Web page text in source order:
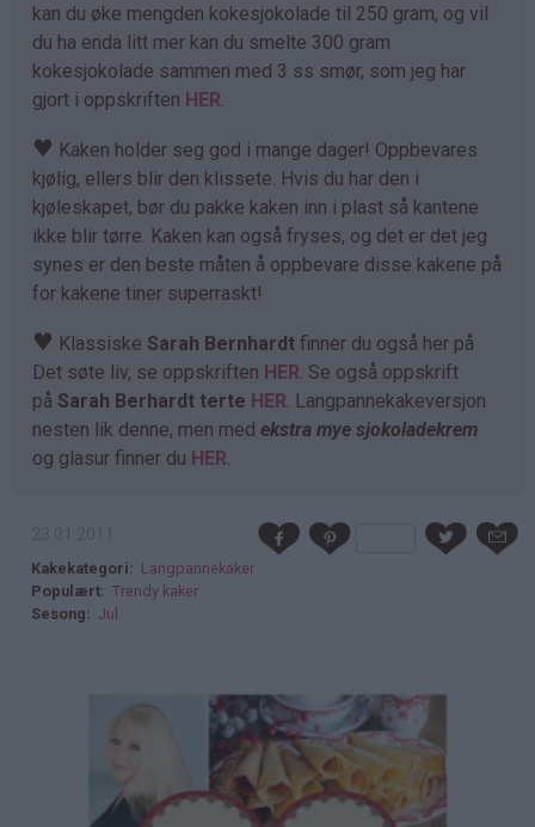
kan du øke mengden kokesjokolade til 250 gram, og vil
du ha enda litt mer kan du smelte 300 gram
kokesjokolade sammen med 3 ss smør, som jeg har
gjort i oppskriften HER
♥ Kaken holder seg god i mange dager! Oppbevares
kjølig, ellers blir den klissete. Hvis du har den i
kjøleskapet, bør du pakke kaken inn i plast så kantene
ikke blir tørre. Kaken kan også fryses, og det er det jeg
synes er den beste måten å oppbevare disse kakene på
for kakene tiner superraskt!
♥ Klassiske Sarah Bernhardt finner du også her på
Det søte liv, se oppskriften HER . Se også oppskrift
på Sarah Berhardt terte HER . Langpannekakeversjon
nesten lik denne, men med ekstra mye sjokoladekrem
og glasur finner du HER
Kakekategori
Langpannekaker
Populært
Trendy kaker
Sesong
Jul